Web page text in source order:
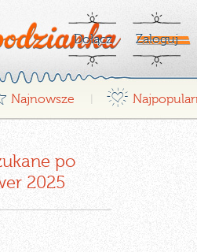
Dołącz Zaloguj
Najnowsze ¤
po
2025